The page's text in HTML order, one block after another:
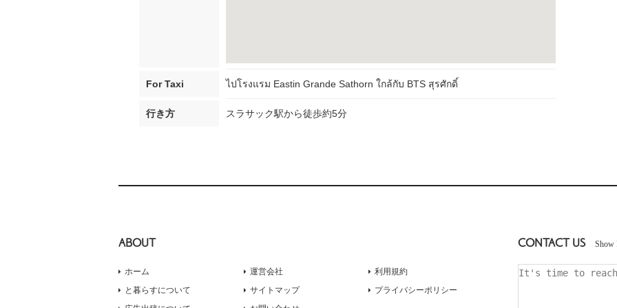
For Taxi ไปโรงแรม Eastin Grande Sathorn ใกล้กับ BTS สุรศักดิ์
行き方 スラサック駅から徒歩約5分
ABOUT
ホーム
と暮らすについて
運営会社
サイトマップ
利用規約
プライバシーポリシー
CONTACT US Show